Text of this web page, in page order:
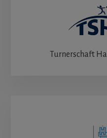
Turnerschaft